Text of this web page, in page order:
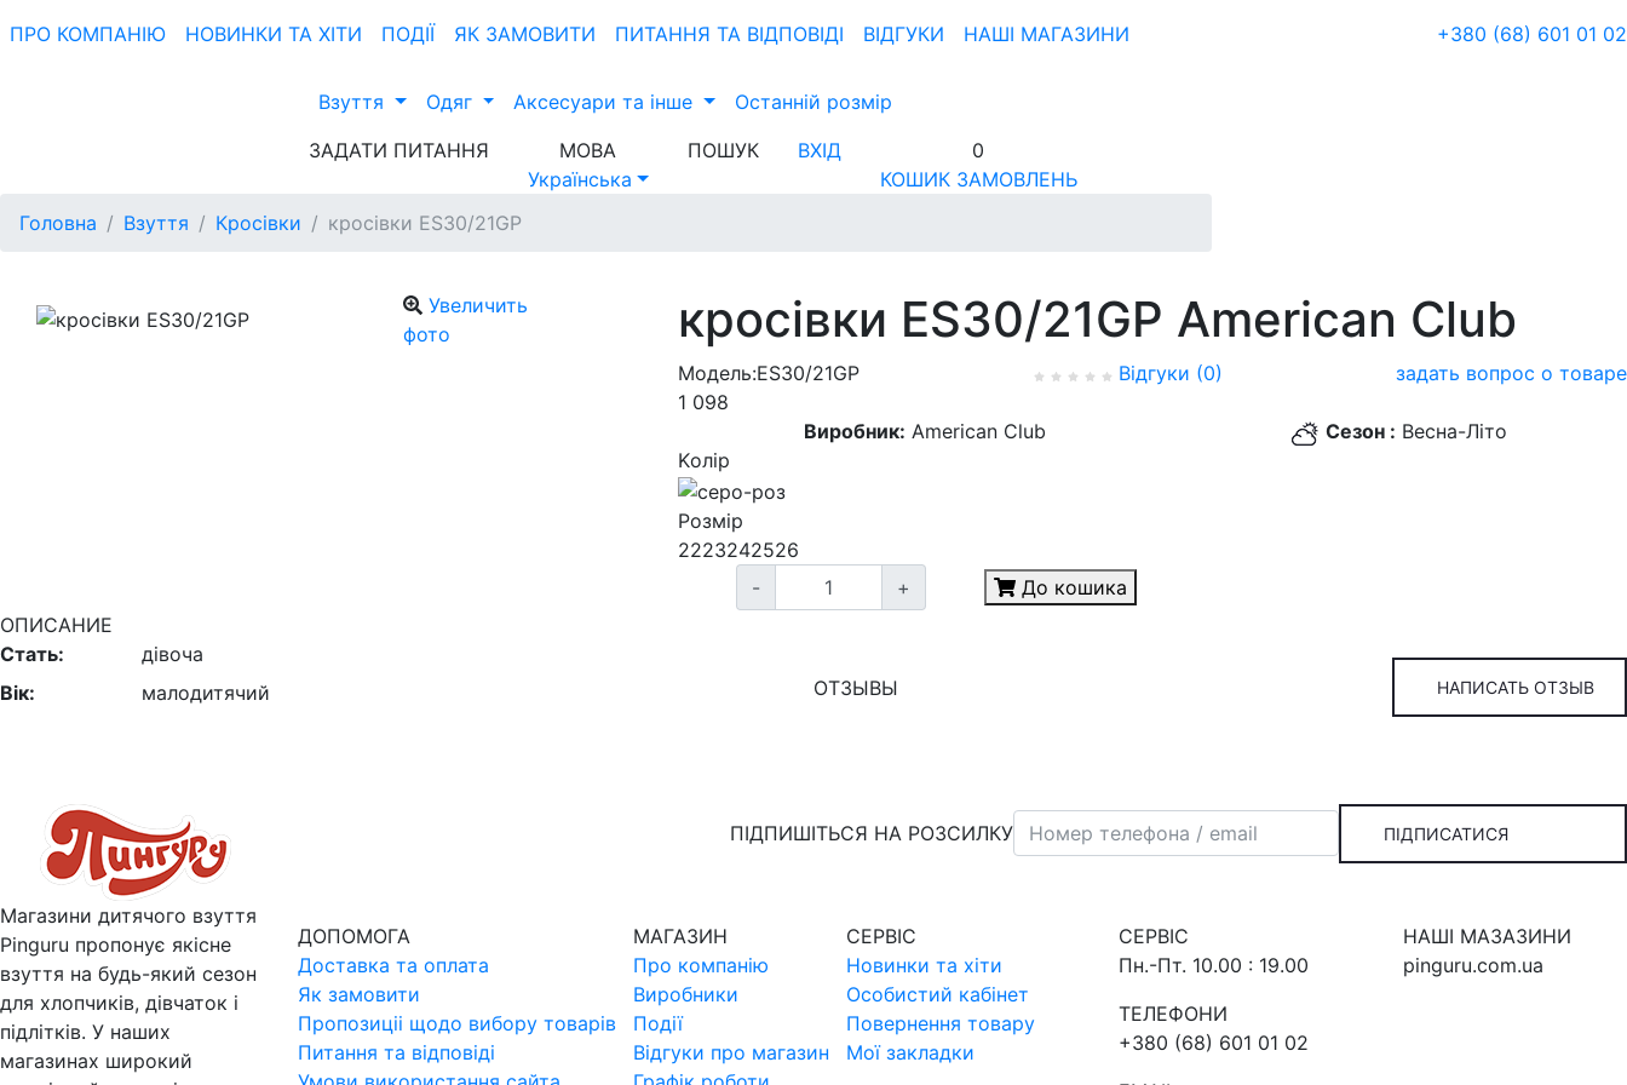
ПРО КОМПАНIЮ НОВИНКИ ТА ХIТИ ПОДІЇ ЯК ЗАМОВИТИ ПИТАННЯ ТА ВIДПОВIДI ВІДГУКИ НАШІ МАГАЗИНИ +380 (68) 601 01 02
Взуття Одяг Аксесуари та інше
Останній розмір
ЗАДАТИ ПИТАННЯ
МОВА
Українська
ПОШУК ВХІД
0
КОШИК ЗАМОВЛЕНЬ
Головна
Взуття Кросівки кросівки ES30/21GP
Увеличить
фото
кросівки ES30/21GP American Club
Модель:ES30/21GP Відгуки (0)
задать вопрос о товаре
1 098
Виробник: American Club Сезон : Весна-Літо
Kолір
Розмір
2223242526
-
+
До кошика
ОПИСАНИЕ
Стать:
дівоча
Вік:
малодитячий ОТЗЫВЫ НАПИСАТЬ ОТЗЫВ
Магазини дитячого взуття
Pinguru пропонує якісне
взуття на будь-який сезон
для хлопчиків, дівчаток і
підлітків. У наших
магазинах широкий
ПІДПИШІТЬСЯ НА РОЗСИЛКУ ПІДПИСАТИСЯ
ДОПОМОГА
Доставка та оплата
Як замовити
Пропозицii щодо вибору товарiв
Питання та вiдповiдi
МАГАЗИН
Про компанiю
Виробники
Події
Відгуки про магазин
СЕРВIС
Новинки та хiти
Особистий кабінет
Повернення товару
Мої закладки
СЕРВIС
Пн.-Пт. 10.00 : 19.00
ТЕЛЕФОНИ
+380 (68) 601 01 02
НАШI МАЗАЗИНИ
pinguru.com.ua